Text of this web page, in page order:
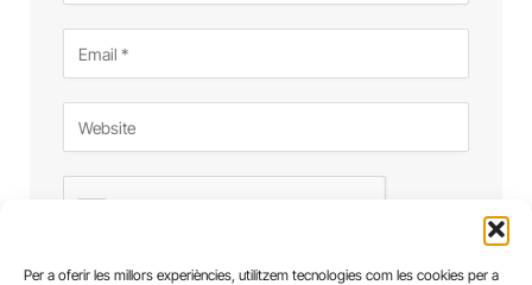
Per a oferir les millors experiències, utilitzem tecnologies com les cookies per a